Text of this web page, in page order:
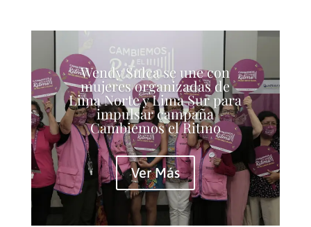
Wendy Sulca se une con
mujeres organizadas de
Lima Norte y Lima Sur para
impulsar campaña
Cambiemos el Ritmo
Ver Más